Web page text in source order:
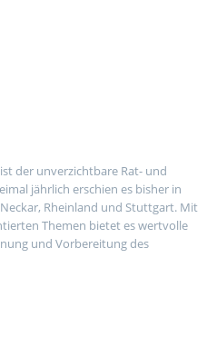
der unverzichtbare Rat- und
jährlich erschien es bisher in
Rheinland und Stuttgart. Mit
Themen bietet es wertvolle
und Vorbereitung des